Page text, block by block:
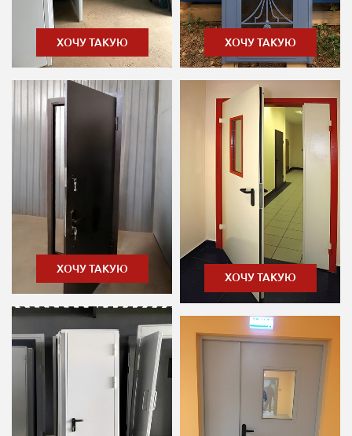
ХОЧУ ТАКУЮ
ХОЧУ ТАКУЮ
ХОЧУ ТАКУЮ
ХОЧУ ТАКУЮ